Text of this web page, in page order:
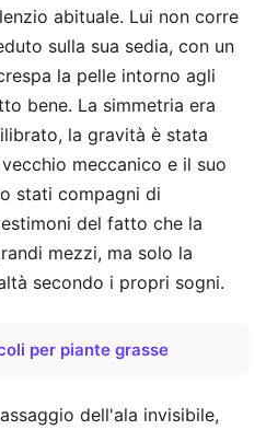
abituale. Lui non corre
sulla sua sedia, con un
la pelle intorno agli
bene. La simmetria era
la gravità è stata
meccanico e il suo
stati compagni di
del fatto che la
mezzi, ma solo la
secondo i propri sogni.
per piante grasse
dell'ala invisibile,